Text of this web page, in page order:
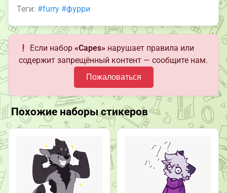
Теги: #furry #фурри
Если набор«Capes» нарушает правила или
содержит запрещённый контент — сообщите нам.
Пожаловаться
Похожие наборы стикеров